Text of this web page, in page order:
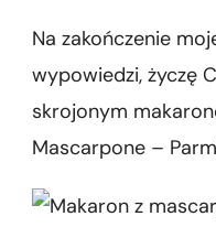
Na zakończenie
wypowiedzi, życzę
skrojonym
Mascarpone –